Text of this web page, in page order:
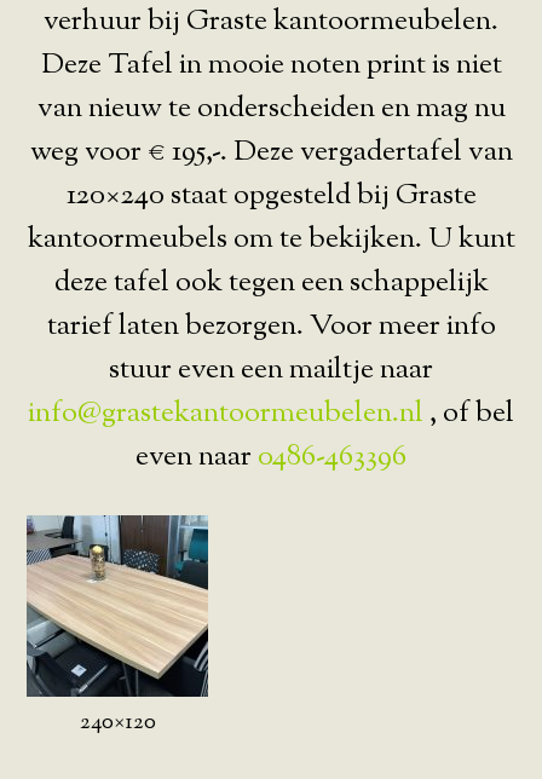
verhuur bij Graste kantoormeubelen.
Deze Tafel in mooie noten print is niet
van nieuw te onderscheiden en mag nu
weg voor € 195,-. Deze vergadertafel van
120×240 staat opgesteld bij Graste
kantoormeubels om te bekijken. U kunt
deze tafel ook tegen een schappelijk
tarief laten bezorgen. Voor meer info
stuur even een mailtje naar
info@grastekantoormeubelen.nl , of bel
even naar 0486-463396
240×120